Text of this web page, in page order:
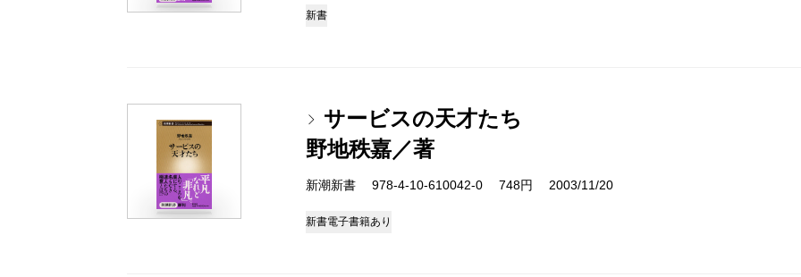
新書
サービスの天才たち
野地秩嘉／著
新潮新書 978-4-10-610042-0 748円 2003/11/20
新書電子書籍あり